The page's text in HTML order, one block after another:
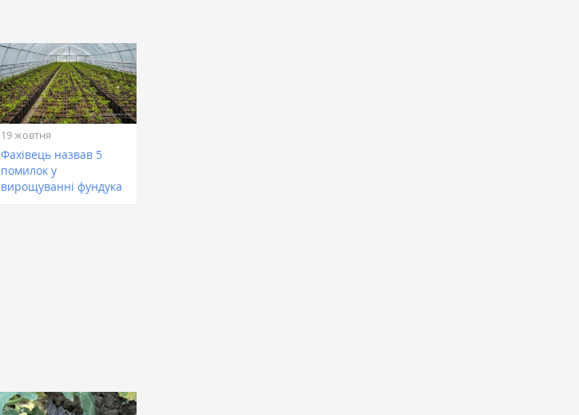
19 жовтня
Фахівець назвав 5
помилок у
вирощуванні фундука